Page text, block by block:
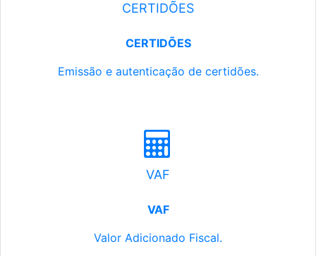
CERTIDÕES
CERTIDÕES
Emissão e autenticação de certidões.
VAF
VAF
Valor Adicionado Fiscal.